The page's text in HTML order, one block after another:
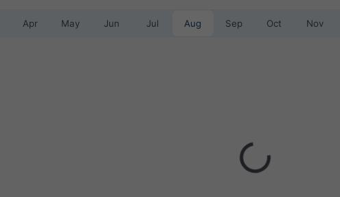
Apr May Jun Jul Aug Sep Oct Nov